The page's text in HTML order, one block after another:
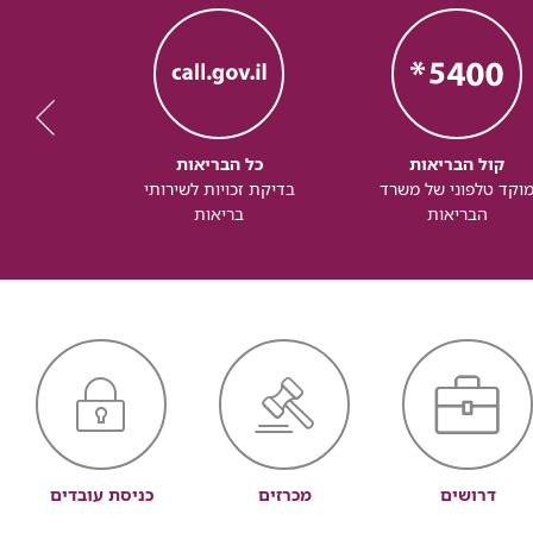
קול הבריאות
מוקד טלפוני של משרד
הבריאות
כל הבריאות
בדיקת זכויות לשירותי
בריאות
דרושים מכרזים כניסת עובדים